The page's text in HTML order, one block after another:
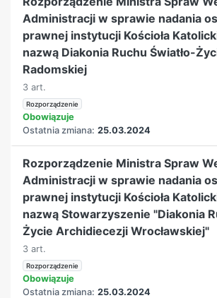
Administracji w sprawie nadania
prawnej instytucji Kościoła
nazwą Diakonia Ruchu Światło-
Radomskiej
3 art.
Rozporządzenie
Obowiązuje
Ostatnia zmiana: 25.03.2024
Rozporządzenie Ministra Spraw
Administracji w sprawie nadania
prawnej instytucji Kościoła
nazwą Stowarzyszenie "Diakonia
Życie Archidiecezji Wrocławskiej"
3 art.
Rozporządzenie
Obowiązuje
Ostatnia zmiana: 25.03.2024